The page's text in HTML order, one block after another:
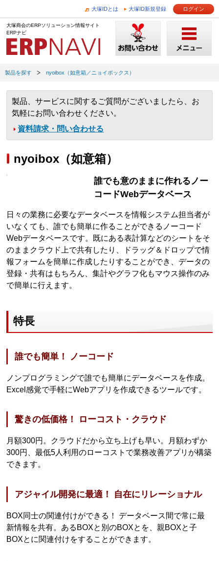
大塚IDとは 大塚ID新規登録 ログイン
大塚商会のERPソリューション情報サイト
ERPナビ
製品を探す nyoibox（如意箱／ニョイボックス）
製品、サービスに関するご質問がございましたら、お
気軽にお問い合わせください。
資料請求・問い合わせる
nyoibox（如意箱）
誰でも意のままに作れるノー
コードWebデータベース
日々の業務に必要なデータベースを情報システム担当者が
いなくても、誰でも簡単に作ることができるノーコード
Webデータベースです。既にある表計算などのシートをそ
のままクラウド上で共有したり、ドラッグ＆ドロップで情
報フォームを簡単に作成したりすることができ、データの
登録・共有はもちろん、集計やグラフ化もマウス操作のみ
で簡単に行えます。
特長
誰でも簡単！ ノーコード
ノンプログラミングで誰でも簡単にデータベースを作成。
Excel感覚で手軽にWebアプリを作成できるツールです。
驚きの低価格！ ローコスト・クラウド
月額300円。クラウドだから立ち上げも早い。月額わずか
300円、最低5人利用のローコストで業務改善アプリが構築
できます。
アジャイル開発に最適！ 自在にリレーショナル
BOX同士の関連付けができる！ データベース間で常に最
新情報を共有。あるBOXと別のBOXとを、親BOXと子
BOXとに関連付けをすることができます。